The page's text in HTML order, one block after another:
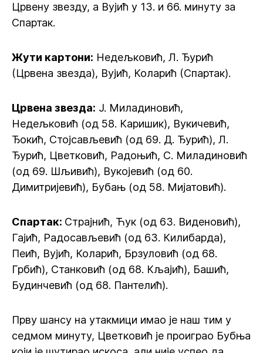
Црвену звезду, а Вујић у 13. и 66. минуту за
Спартак.
Жути картони: Недељковић, Л. Ђурић
(Црвена звезда), Вујић, Коларић (Спартак).
Црвена звезда: Ј. Миладиновић,
Недељковић (од 58. Каришик), Вукичевић,
Ђокић, Стојсављевић (од 69. Д. Ђурић), Л.
Ђурић, Цветковић, Радоњић, С. Миладиновић
(од 69. Шљивић), Вукојевић (од 60.
Димитријевић), Бубањ (од 58. Мијатовић).
Спартак: Страјнић, Ћук (од 63. Виденовић),
Гајић, Радосављевић (од 63. Килибарда),
Пеић, Вујић, Коларић, Брзуловић (од 68.
Грбић), Станковић (од 68. Кљајић), Башић,
Будинчевић (од 68. Пантелић).
Прву шансу на утакмици имао је наш тим у
седмом минуту, Цветковић је проиграо Бубња